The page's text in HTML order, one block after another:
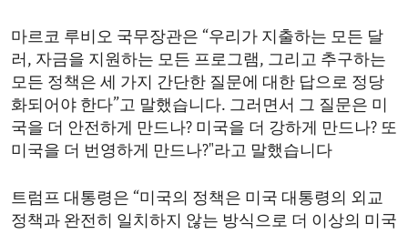
마르코 루비오 국무장관은 “우리가 지출하는 모든 달
러, 자금을 지원하는 모든 프로그램, 그리고 추구하는
모든 정책은 세 가지 간단한 질문에 대한 답으로 정당
화되어야 한다”고 말했습니다. 그러면서 그 질문은 미
국을 더 안전하게 만드나? 미국을 더 강하게 만드나? 또
미국을 더 번영하게 만드나?"라고 말했습니다
트럼프 대통령은 “미국의 정책은 미국 대통령의 외교
정책과 완전히 일치하지 않는 방식으로 더 이상의 미국